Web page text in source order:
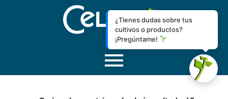
¿Tienes dudas sobre tus
cultivos o productos?
¡Pregúntame!